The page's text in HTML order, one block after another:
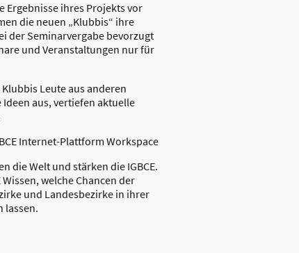
Ergebnisse ihres Projekts vor
die neuen „Klubbis“ ihre
der Seminarvergabe bevorzugt
und Veranstaltungen nur für
Leute aus anderen
aus, vertiefen aktuelle
Internet-Plattform Workspace
die Welt und stärken die IGBCE.
welche Chancen der
und Landesbezirke in ihrer
lassen.